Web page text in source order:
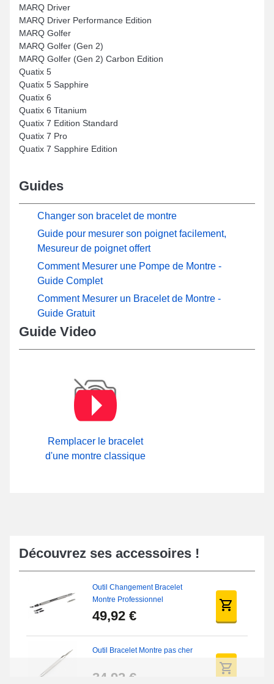
MARQ Driver
MARQ Driver Performance Edition
MARQ Golfer
MARQ Golfer (Gen 2)
MARQ Golfer (Gen 2) Carbon Edition
Quatix 5
Quatix 5 Sapphire
Quatix 6
Quatix 6 Titanium
Quatix 7 Edition Standard
Quatix 7 Pro
Quatix 7 Sapphire Edition
Guides
Changer son bracelet de montre
Guide pour mesurer son poignet facilement,
Mesureur de poignet offert
Comment Mesurer une Pompe de Montre -
Guide Complet
Comment Mesurer un Bracelet de Montre -
Guide Gratuit
Guide Video
Remplacer le bracelet
d'une montre classique
Découvrez ses accessoires !
Outil Changement Bracelet
Montre Professionnel
49,92 €
Outil Bracelet Montre pas cher
34,92 €